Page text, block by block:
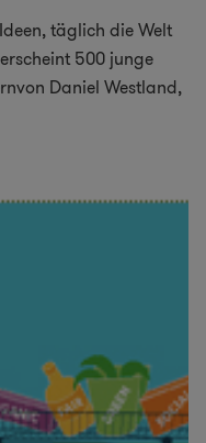
täglich die Welt
500 junge
Daniel Westland,